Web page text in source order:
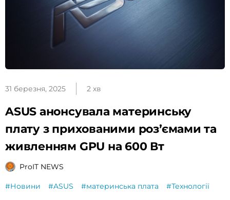
31 березня, 2025 2 хв
ASUS анонсувала материнську
плату з прихованими роз’ємами та
живленням GPU на 600 Вт
ProIT NEWS
#Новини #ASUS #материнська плата #Технології